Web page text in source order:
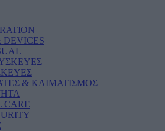
DEVICES
& ΚΛΙΜΑΤΙΣΜΟΣ
CARE